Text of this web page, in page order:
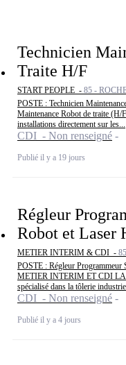
Technicien
Traite H/F
START PEOPLE - 85 -
POSTE : Technicien
Maintenance Robot de traite (H/
installations directement sur les...
CDI - Non renseigné
Publié il y a 19 jours
Régleur
Robot et Laser
METIER INTERIM & CDI -
POSTE : Régleur
METIER INTERIM ET CDI LA
spécialisé dans la tôlerie
CDI - Non renseigné
Publié il y a 4 jours